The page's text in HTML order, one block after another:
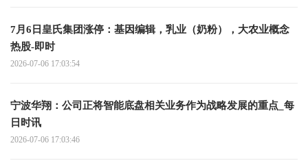
7月6日皇氏集团涨停：基因编辑，乳业（奶粉），大农业概念
热股-即时
2026-07-06 17:03:54
宁波华翔：公司正将智能底盘相关业务作为战略发展的重点_每
日时讯
2026-07-06 17:03:46